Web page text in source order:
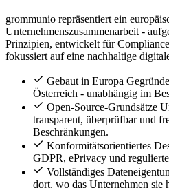
grommunio repräsentiert ein
Unternehmenszusammenarbeit -
Prinzipien, entwickelt für
fokussiert auf eine nachhaltige
Gebaut in Europa
Österreich - unabhängig im
Open-Source-Grundsätze
transparent, überprüfbar und
Beschränkungen.
Konformitätsorientiertes
GDPR, ePrivacy und
Vollständiges
dort, wo das Unternehmen sie